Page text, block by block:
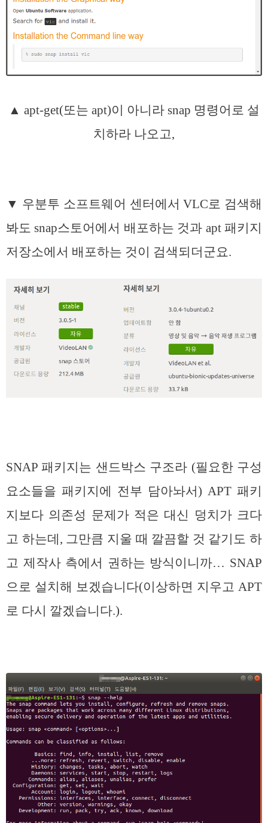
▲ apt-get(또는 apt)이 아니라 snap 명령어로 설
치하라 나오고,
▼ 우분투 소프트웨어 센터에서 VLC로 검색해
봐도 snap스토어에서 배포하는 것과 apt 패키지
저장소에서 배포하는 것이 검색되더군요.
SNAP 패키지는 샌드박스 구조라 (필요한 구성
요소들을 패키지에 전부 담아놔서) APT 패키
지보다 의존성 문제가 적은 대신 덩치가 크다
고 하는데, 그만큼 지울 때 깔끔할 것 같기도 하
고 제작사 측에서 권하는 방식이니까… SNAP
으로 설치해 보겠습니다(이상하면 지우고 APT
로 다시 깔겠습니다.).